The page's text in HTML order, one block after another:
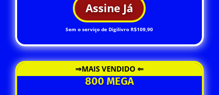
Assine Já
Sem o serviço de Digilivro R$109,90
⇒MAIS VENDIDO ⇐
800 MEGA